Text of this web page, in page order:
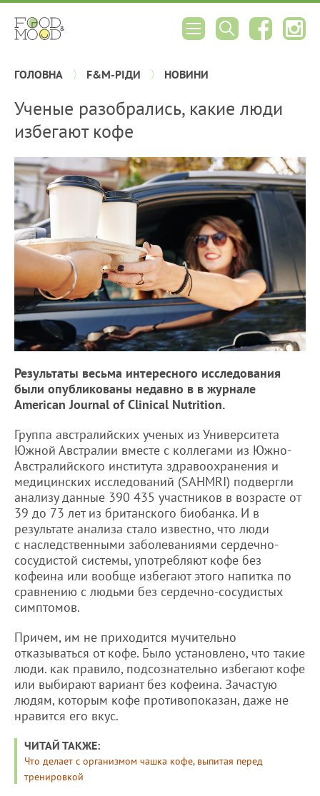
ГОЛОВНА F&M-РІДИ НОВИНИ
Ученые разобрались, какие люди
избегают кофе
Результаты весьма интересного исследования
были опубликованы недавно в в журнале
American Journal of Clinical Nutrition.
Группа австралийских ученых из Университета
Южной Австралии вместе с коллегами из Южно-
Австралийского института здравоохранения и
медицинских исследований (SAHMRI) подвергли
анализу данные 390 435 участников в возрасте от
39 до 73 лет из британского биобанка. И в
результате анализа стало известно, что люди
с наследственными заболеваниями сердечно-
сосудистой системы, употребляют кофе без
кофеина или вообще избегают этого напитка по
сравнению с людьми без сердечно-сосудистых
симптомов.
Причем, им не приходится мучительно
отказываться от кофе. Было установлено, что такие
люди. как правило, подсознательно избегают кофе
или выбирают вариант без кофеина. Зачастую
людям, которым кофе противопоказан, даже не
нравится его вкус.
ЧИТАЙ ТАКЖЕ:
Что делает с организмом чашка кофе, выпитая перед
тренировкой